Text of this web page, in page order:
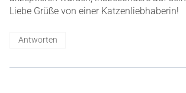
Liebe Grüße von einer Katzenliebhaberin!
Antworten